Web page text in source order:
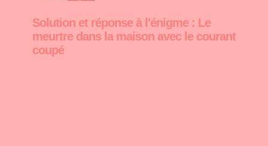
Solution et réponse à l'énigme : Le
meurtre dans la maison avec le courant
coupé